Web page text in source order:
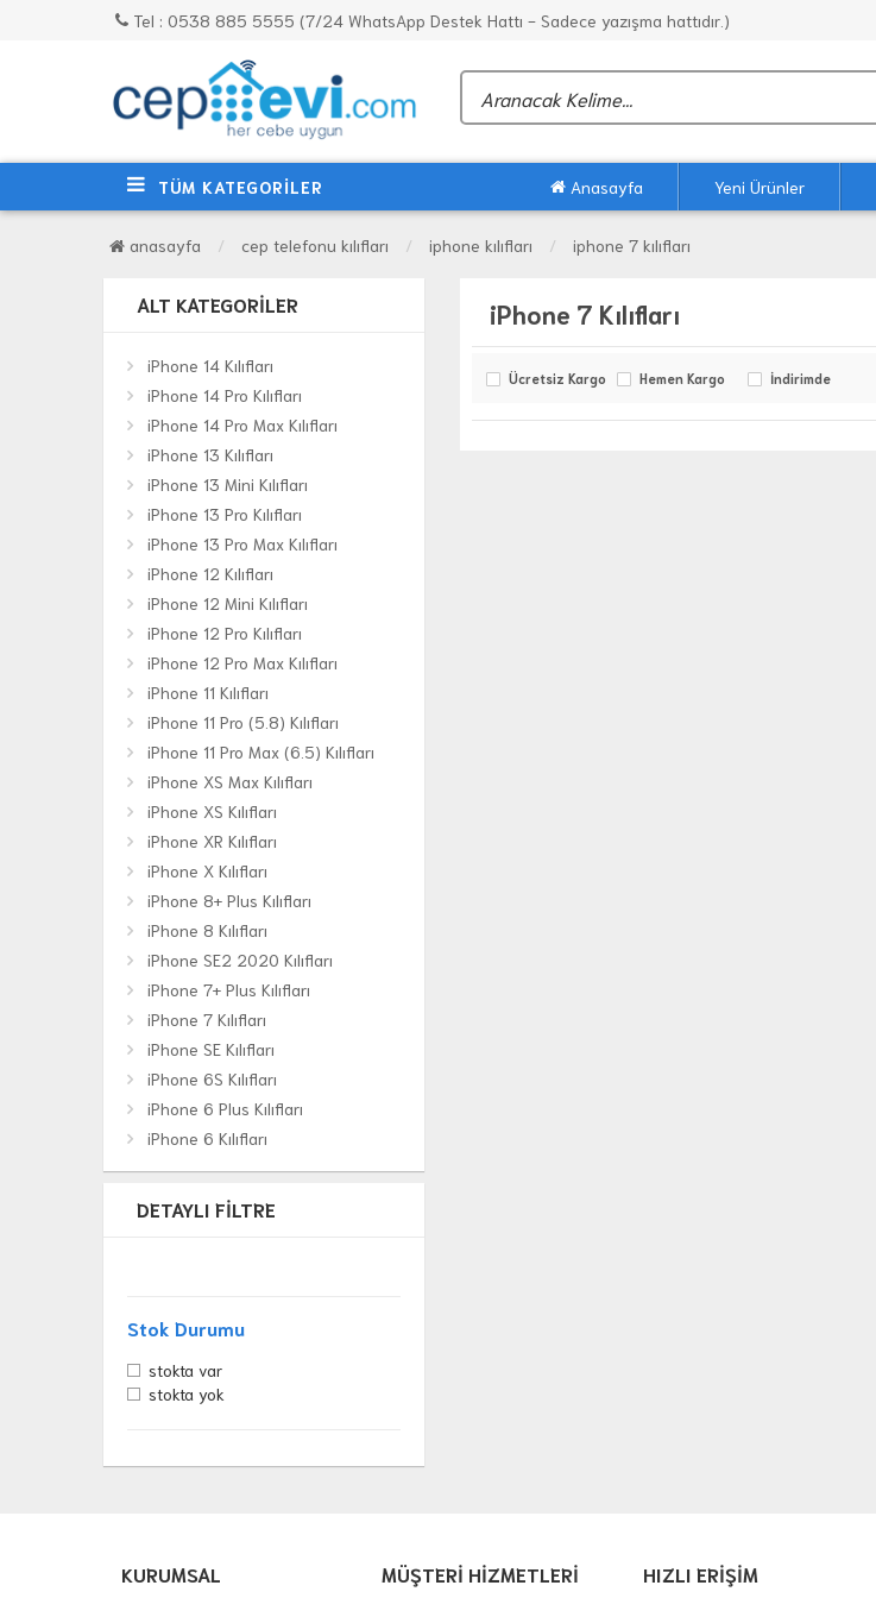
Tel : 0538 885 5555 (7/24 WhatsApp Destek Hattı - Sadece yazışma hattıdır.)
TÜM KATEGORİLER Anasayfa Yeni Ürünler
anasayfa cep telefonu kılıfları iphone kılıfları iphone 7 kılıfları
ALT KATEGORILER
iPhone 14 Kılıfları
iPhone 14 Pro Kılıfları
iPhone 14 Pro Max Kılıfları
iPhone 13 Kılıfları
iPhone 13 Mini Kılıfları
iPhone 13 Pro Kılıfları
iPhone 13 Pro Max Kılıfları
iPhone 12 Kılıfları
iPhone 12 Mini Kılıfları
iPhone 12 Pro Kılıfları
iPhone 12 Pro Max Kılıfları
iPhone 11 Kılıfları
iPhone 11 Pro (5.8) Kılıfları
iPhone 11 Pro Max (6.5) Kılıfları
iPhone XS Max Kılıfları
iPhone XS Kılıfları
iPhone XR Kılıfları
iPhone X Kılıfları
iPhone 8+ Plus Kılıfları
iPhone 8 Kılıfları
iPhone SE2 2020 Kılıfları
iPhone 7+ Plus Kılıfları
iPhone 7 Kılıfları
iPhone SE Kılıfları
iPhone 6S Kılıfları
iPhone 6 Plus Kılıfları
iPhone 6 Kılıfları
DETAYLI FILTRE
Stok Durumu
stokta var
stokta yok
iPhone 7 Kılıfları
Ücretsiz Kargo Hemen Kargo İndirimde
KURUMSAL MÜŞTERİ HİZMETLERİ HIZLI ERİŞİM